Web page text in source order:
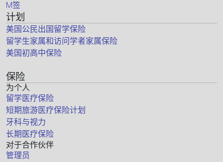
M签
计划
美国公民出国留学保险
留学生家属和访问学者家属保险
美国初高中保险
保险
为个人
留学医疗保险
短期旅游医疗保险计划
牙科与视力
长期医疗保险
对于合作伙伴
管理员